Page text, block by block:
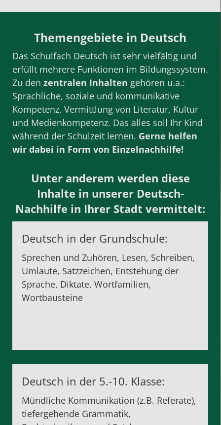
Themengebiete in Deutsch
Das Schulfach Deutsch ist sehr vielfältig und
erfüllt mehrere Funktionen im Bildungssystem.
Zu den zentralen Inhalten gehören u.a.:
Sprachliche, soziale und kommunikative
Kompetenz, Vermittlung von Literatur, Kultur
und Medienkompetenz. Das alles soll Ihr Kind
während der Schulzeit lernen. Gerne helfen
wir dabei in Form von Einzelnachhilfe!
Unter anderem werden diese
Inhalte in unserer Deutsch-
Nachhilfe in Ihrer Stadt vermittelt:
Deutsch in der Grundschule:
Sprechen und Zuhören, Lesen, Schreiben,
Umlaute, Satzzeichen, Entstehung der
Sprache, Diktate, Wortfamilien,
Wortbausteine
Deutsch in der 5.-10. Klasse:
Mündliche Kommunikation (z.B. Referate),
tiefergehende Grammatik,